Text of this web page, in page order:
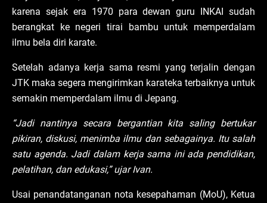
karena sejak era 1970 para dewan guru INKAI sudah
berangkat ke negeri tirai bambu untuk memperdalam
ilmu bela diri karate.
Setelah adanya kerja sama resmi yang terjalin dengan
JTK maka segera mengirimkan karateka terbaiknya untuk
semakin memperdalam ilmu di Jepang.
“Jadi nantinya secara bergantian kita saling bertukar
pikiran, diskusi, menimba ilmu dan sebagainya. Itu salah
satu agenda. Jadi dalam kerja sama ini ada pendidikan,
pelatihan, dan edukasi,” ujar Ivan.
Usai penandatanganan nota kesepahaman (MoU), Ketua